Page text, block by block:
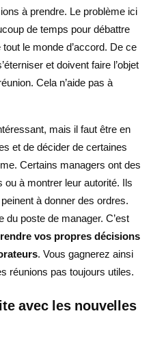
à prendre. Le problème ici
de temps pour débattre
le monde d’accord. De ce
et doivent faire l’objet
Cela n’aide pas à
mais il faut être en
et de décider de certaines
Certains managers ont des
à montrer leur autorité. Ils
à donner des ordres.
du poste de manager. C’est
vos propres décisions
. Vous gagnerez ainsi
réunions pas toujours utiles.
avec les nouvelles